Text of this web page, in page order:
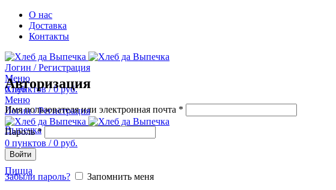
О нас
Доставка
Контакты
Логин / Регистрация
Меню
0пунктов / 0руб.
Меню
Логин / Регистрация
0 пунктов / 0 руб.
Хлеб
Выпечка
Пицца
Авторизация
Имя пользователя или электронная почта *
Пароль*
Войти
Забыли пароль? Запомнить меня